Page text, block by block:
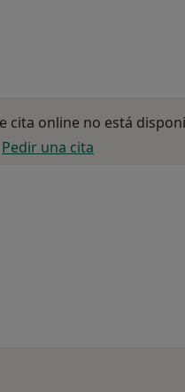
cita online no está
Pedir una cita